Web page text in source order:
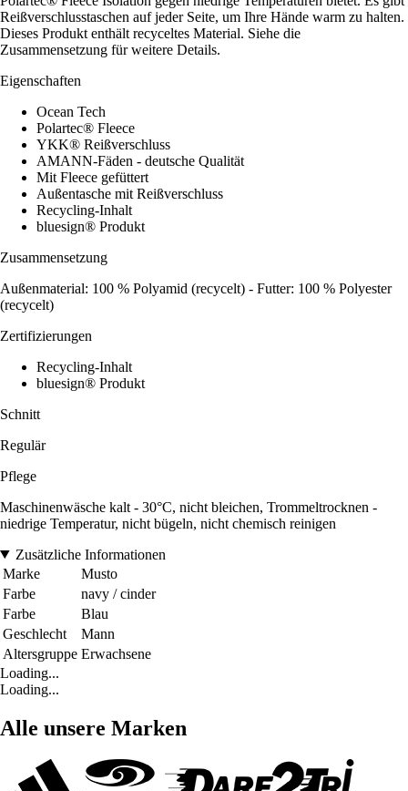
Reißverschlusstaschen auf jeder Seite, um Ihre Hände warm zu halten.
Dieses Produkt enthält recyceltes Material. Siehe die
Zusammensetzung für weitere Details.
Eigenschaften
Ocean Tech
Polartec® Fleece
YKK® Reißverschluss
AMANN-Fäden - deutsche Qualität
Mit Fleece gefüttert
Außentasche mit Reißverschluss
Recycling-Inhalt
bluesign® Produkt
Zusammensetzung
Außenmaterial: 100 % Polyamid (recycelt) - Futter: 100 % Polyester
(recycelt)
Zertifizierungen
Recycling-Inhalt
bluesign® Produkt
Schnitt
Regulär
Pflege
Maschinenwäsche kalt - 30°C, nicht bleichen, Trommeltrocknen -
niedrige Temperatur, nicht bügeln, nicht chemisch reinigen
Zusätzliche Informationen
Marke
Musto
Farbe
navy / cinder
Farbe
Blau
Geschlecht
Mann
Altersgruppe Erwachsene
Loading...
Loading...
Alle unsere Marken